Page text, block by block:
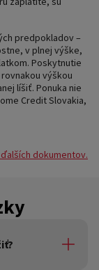
predpokladov –
v plnej výške,
Poskytnutie
výškou
líšiť. Ponuka nie
Credit Slovakia,
dokumentov.